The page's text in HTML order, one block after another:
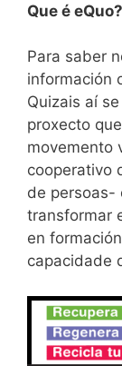
Que é eQuo?
Para saber
información
Quizais aí
proxecto
movemento
cooperativo
de persoas-
transformar
en
capacidade